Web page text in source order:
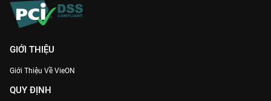
GIỚI THIỆU
Giới Thiệu Về VieON
QUY ĐỊNH